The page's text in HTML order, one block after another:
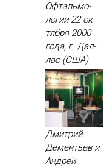
Оф­таль­мо­
логии 22 ок­
тября 2000
го­да, г. Дал­
лас (США)
Дмитрий
Дементьев и
Андрей